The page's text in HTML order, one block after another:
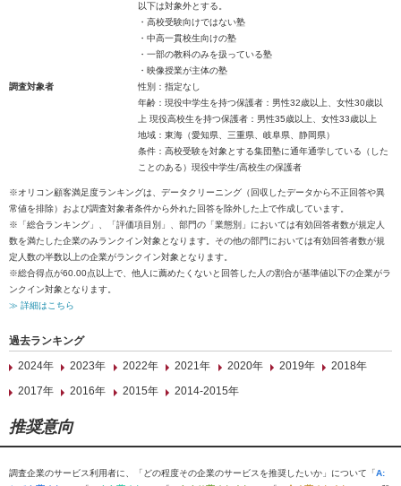
以下は対象外とする。
・高校受験向けではない塾
・中高一貫校生向けの塾
・一部の教科のみを扱っている塾
・映像授業が主体の塾
調査対象者
性別：指定なし
年齢：現役中学生を持つ保護者：男性32歳以上、女性30歳以
上 現役高校生を持つ保護者：男性35歳以上、女性33歳以上
地域：東海（愛知県、三重県、岐阜県、静岡県）
条件：高校受験を対象とする集団塾に通年通学している（した
ことのある）現役中学生/高校生の保護者
※オリコン顧客満足度ランキングは、データクリーニング（回収したデータから不正回答や異
常値を排除）および調査対象者条件から外れた回答を除外した上で作成しています。
※「総合ランキング」、「評価項目別」、部門の「業態別」においては有効回答者数が規定人
数を満たした企業のみランクイン対象となります。その他の部門においては有効回答者数が規
定人数の半数以上の企業がランクイン対象となります。
※総合得点が60.00点以上で、他人に薦めたくないと回答した人の割合が基準値以下の企業がラ
ンクイン対象となります。
≫ 詳細はこちら
過去ランキング
2024年
2023年 2022年 2021年 2020年 2019年
2018年
2017年
2016年 2015年 2014-2015年
推奨意向
調査企業のサービス利用者に、「どの程度その企業のサービスを推奨したいか」について「A: